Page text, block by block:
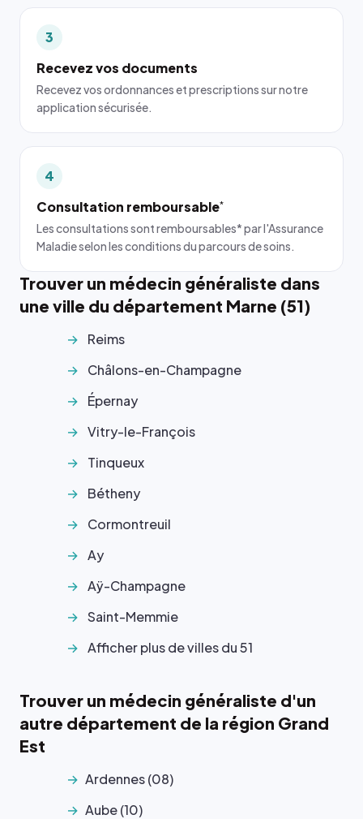
3
Recevez vos documents
Recevez vos ordonnances et prescriptions sur notre
application sécurisée.
4
Consultation remboursable*
Les consultations sont remboursables* par l'Assurance
Maladie selon les conditions du parcours de soins.
Trouver un médecin généraliste dans
une ville du département Marne (51)
Reims
Châlons-en-Champagne
Épernay
Vitry-le-François
Tinqueux
Bétheny
Cormontreuil
Ay
Aÿ-Champagne
Saint-Memmie
Afficher plus de villes du 51
Trouver un médecin généraliste d'un
autre département de la région Grand
Est
Ardennes (08)
Aube (10)